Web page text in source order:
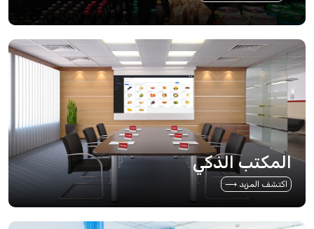
المكتب الذكي
اكتشف المزيد ⟶